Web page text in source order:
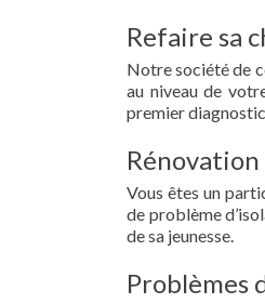
Refaire sa
Notre société de
au niveau de
premier
Vous êtes un
de problème
de sa jeunesse.
Problèmes